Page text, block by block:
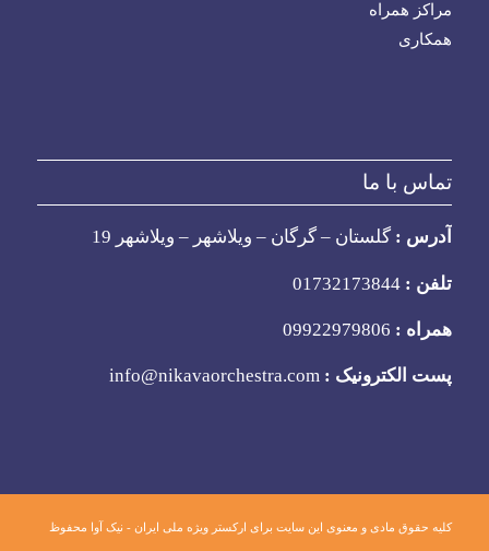
مراکز همراه
همکاری
تماس با ما
آدرس : گلستان – گرگان – ویلاشهر – ویلاشهر 19
تلفن :
همراه :
پست الکترونیک :
کلیه حقوق مادی و معنوی این سایت برای ارکستر ویژه ملی ایران - نیک آوا محفوظ